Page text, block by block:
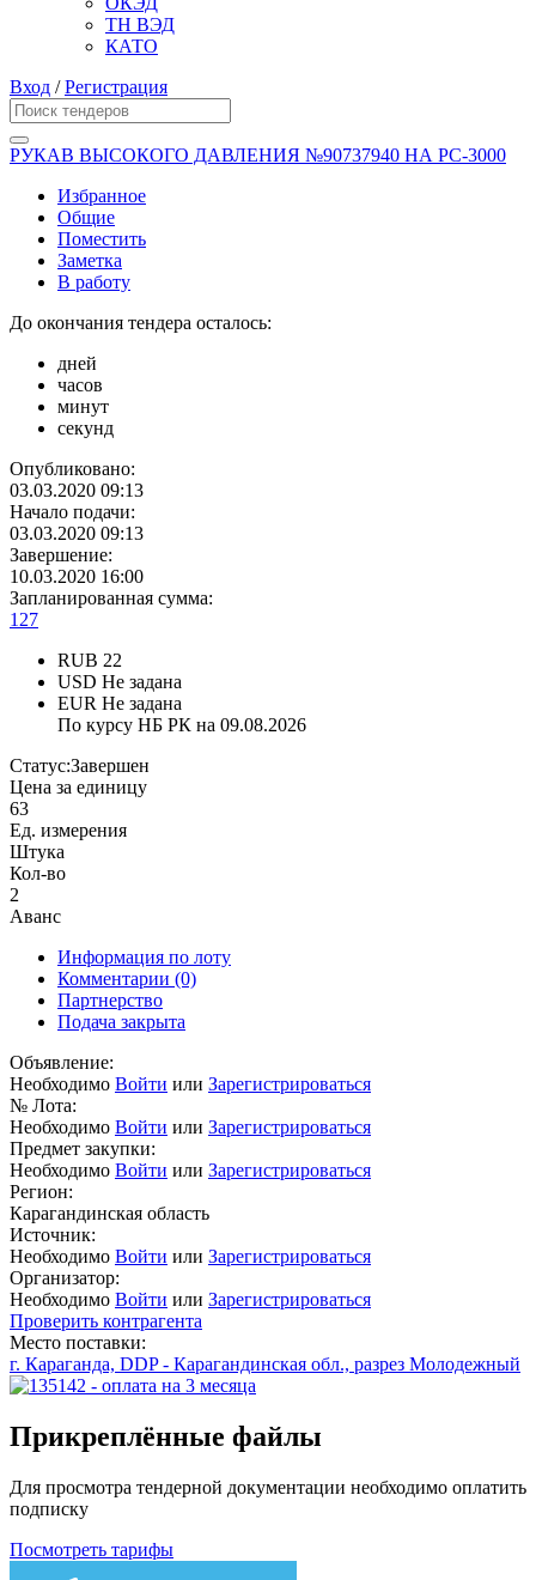
ТН ВЭД
КАТО
Вход /Регистрация
РУКАВ ВЫСОКОГО ДАВЛЕНИЯ №90737940 НА РС-3000
Избранное
Общие
Поместить
Заметка
В работу
До окончания тендера осталось:
дней
часов
минут
секунд
Опубликовано:
03.03.2020 09:13
Начало подачи:
03.03.2020 09:13
Завершение:
10.03.2020 16:00
Запланированная сумма:
127
RUB 22
USD Не задана
EUR Не задана
По курсу НБ РК на 09.08.2026
Статус:Завершен
Цена за единицу
63
Ед. измерения
Штука
Кол-во
2
Аванс
Информация по лоту
Комментарии (0)
Партнерство
Подача закрыта
Объявление:
Необходимо Войти или Зарегистрироваться
№ Лота:
Необходимо Войти или Зарегистрироваться
Предмет закупки:
Необходимо Войти или Зарегистрироваться
Регион:
Карагандинская область
Источник:
Необходимо Войти или Зарегистрироваться
Организатор:
Необходимо Войти или Зарегистрироваться
Проверить контрагента
Место поставки:
г. Караганда, DDP - Карагандинская обл., разрез Молодежный
Прикреплённые файлы
Для просмотра тендерной документации необходимо оплатить
подписку
Посмотреть тарифы